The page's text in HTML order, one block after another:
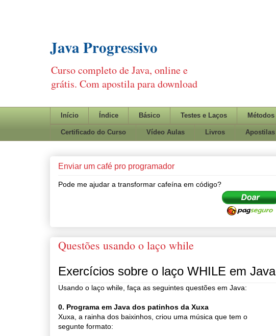
Java Progressivo
Curso completo de Java, online e
grátis. Com apostila para download
Início Índice Básico Testes e Laços Métodos
Certificado do Curso Vídeo Aulas Livros Apostilas
Enviar um café pro programador
Pode me ajudar a transformar cafeína em código?
Questões usando o laço while
Exercícios sobre o laço WHILE em Java
Usando o laço while, faça as seguintes questões em Java:
0. Programa em Java dos patinhos da Xuxa
Xuxa, a rainha dos baixinhos, criou uma música que tem o
segunte formato: